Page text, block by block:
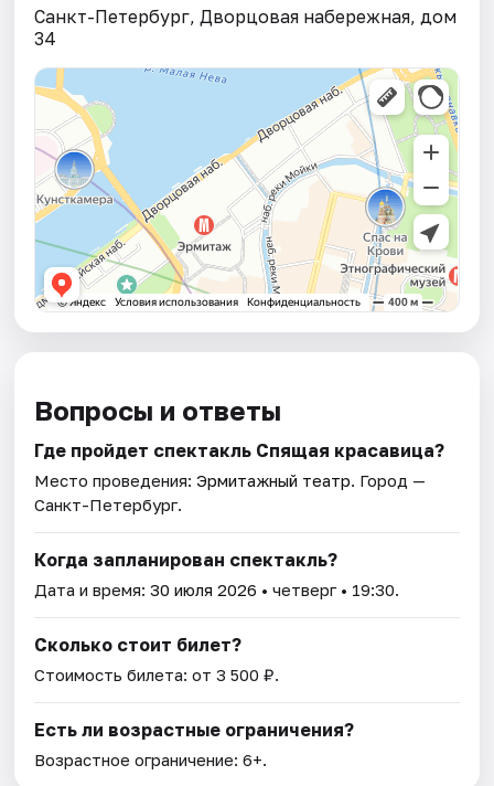
Санкт-Петербург, Дворцовая набережная, дом
34
Вопросы и ответы
Где пройдет спектакль Спящая красавица?
Место проведения:Эрмитажный театр. Город —
Санкт-Петербург.
Когда запланирован спектакль?
Дата и время:30 июля 2026 • четверг • 19:30.
Сколько стоит билет?
Стоимость билета: от 3 500 ₽.
Есть ли возрастные ограничения?
Возрастное ограничение: 6+.